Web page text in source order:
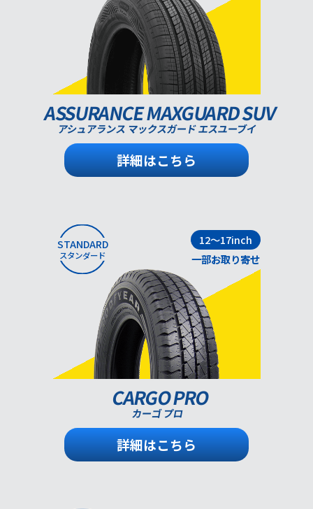
ASSURANCE MAXGUARD SUV
アシュアランス マックスガード エスユーブイ
詳細はこちら
STANDARD
スタンダード
12～17inch
一部お取り寄せ
CARGO PRO
カーゴ プロ
詳細はこちら